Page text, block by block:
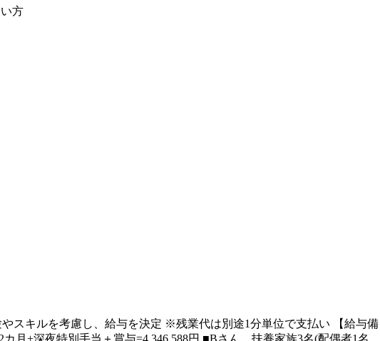
方
スキルを考慮し、給与を決定 ※残業代は別途1分単位で支払い 【給与備
月+深夜特別手当＋賞与=4,346,588円 ■Bさん 扶養家族3名(配偶者1名